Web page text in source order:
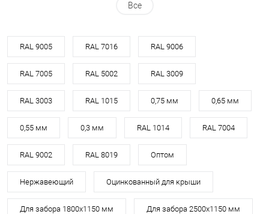
Все
RAL 9005 RAL 7016 RAL 9006
RAL 7005 RAL 5002 RAL 3009
RAL 3003 RAL 1015 0,75 мм 0,65 мм
0,55 мм 0,3 мм RAL 1014 RAL 7004
RAL 9002 RAL 8019 Оптом
Нержавеющий Оцинкованный для крыши
Для забора 1800х1150 мм Для забора 2500х1150 мм